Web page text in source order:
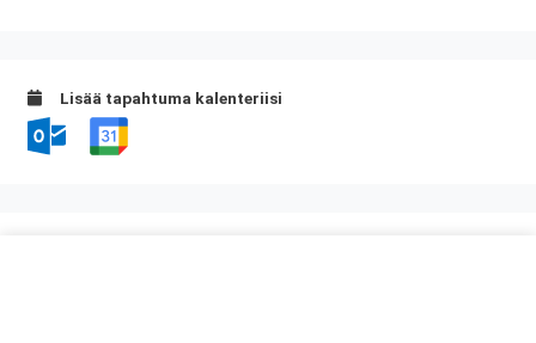
Lisää tapahtuma kalenteriisi